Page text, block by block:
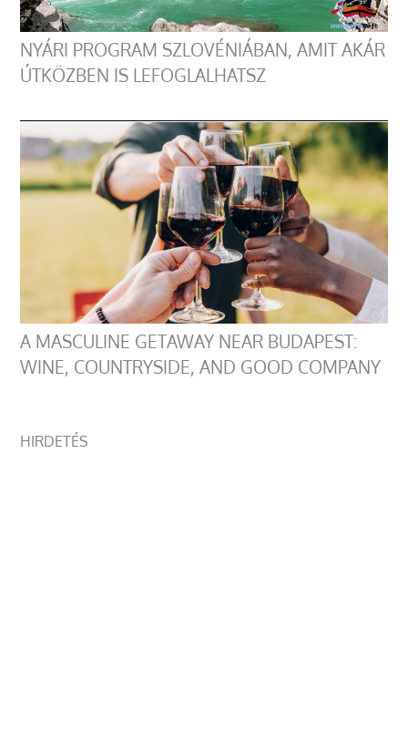
NYÁRI PROGRAM SZLOVÉNIÁBAN, AMIT AKÁR
ÚTKÖZBEN IS LEFOGLALHATSZ
A MASCULINE GETAWAY NEAR BUDAPEST:
WINE, COUNTRYSIDE, AND GOOD COMPANY
HIRDETÉS